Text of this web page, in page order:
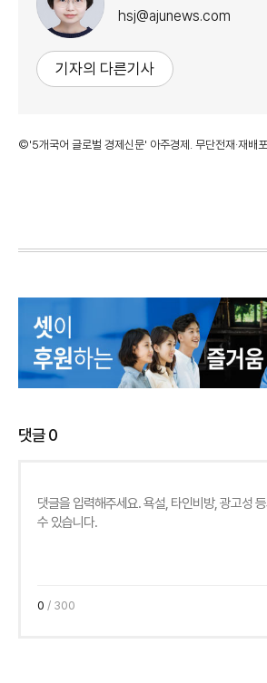
hsj@ajunews.com
기자의 다른기사
©'5개국어 글로벌 경제신문' 아주경제. 무단전재·재배
댓글0
0 / 300